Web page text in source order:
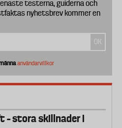
testerna, guiderna och
nyhetsbrev kommer en
användarvillkor
– stora skillnader i